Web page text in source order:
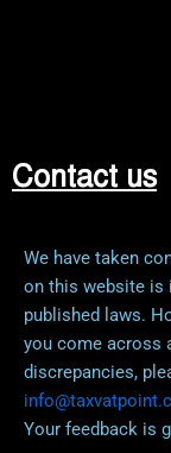
Contact us
We have taken
on this website is
published laws.
you come across
discrepancies,
Your feedback is